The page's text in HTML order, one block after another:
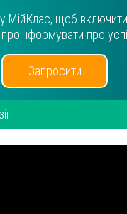
у МійКлас, щоб
про
Запросити